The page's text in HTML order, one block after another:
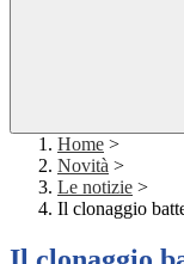
Home >
Novità >
Le notizie >
Il clonaggio